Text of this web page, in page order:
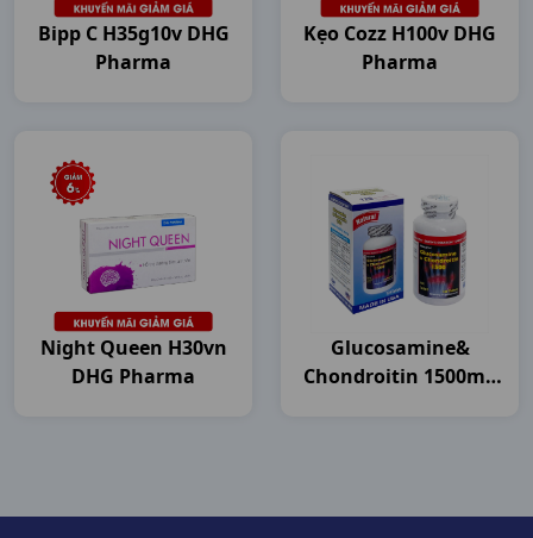
Bipp C H35g10v DHG
Pharma
Kẹo Cozz H100v DHG
Pharma
Night Queen H30vn
DHG Pharma
Glucosamine&
Chondroitin 1500mg